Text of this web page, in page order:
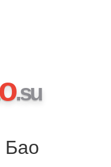
.su
Бао